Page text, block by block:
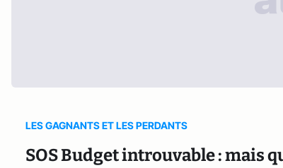
LES GAGNANTS ET LES PERDANTS
SOS Budget introuvable : mais